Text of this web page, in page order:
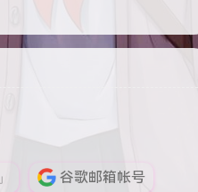
谷歌邮箱帐号